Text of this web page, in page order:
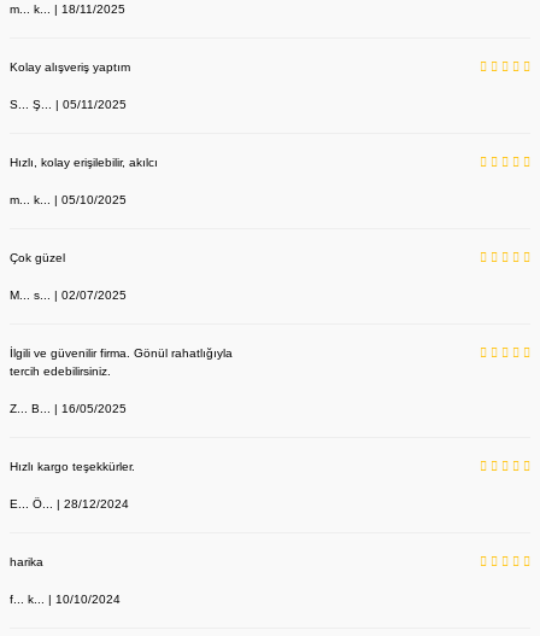
YENİ ÜRÜN
Labor Medikal Tekstil
m... k... | 18/11/2025
Kolay alışveriş yaptım
S... Ş... | 05/11/2025
Hızlı, kolay erişilebilir, akılcı
m... k... | 05/10/2025
Çok güzel
M... s... | 02/07/2025
İlgili ve güvenilir firma. Gönül rahatlığıyla
tercih edebilirsiniz.
Z... B... | 16/05/2025
Hızlı kargo teşekkürler.
E... Ö... | 28/12/2024
harika
f... k... | 10/10/2024